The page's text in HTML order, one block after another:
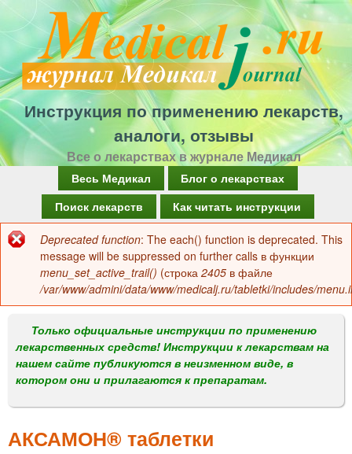
Перейти
к
основному
содержанию
Инструкция по применению лекарств,
аналоги, отзывы
Все о лекарствах в журнале Медикал
а
в
о
м
е
н
Весь Медикал
Блог о лекарствах
Поиск лекарств
Как читать инструкции
Сообщение
об
ошибке
Deprecated function: The each() function is deprecated. This
message will be suppressed on further calls в функции
menu_set_active_trail() (строка 2405 в файле
/var/www/admini/data/www/medicalj.ru/tabletki/includes/
Только официальные инструкции по применению
лекарственных средств! Инструкции к лекарствам на
нашем сайте публикуются в неизменном виде, в
котором они и прилагаются к препаратам.
АКСАМОН® таблетки